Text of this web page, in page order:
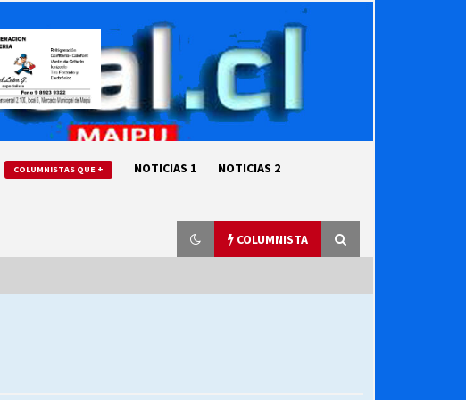
COLUMNISTAS QUE + NOTICIAS 1 NOTICIAS 2
COLUMNISTA